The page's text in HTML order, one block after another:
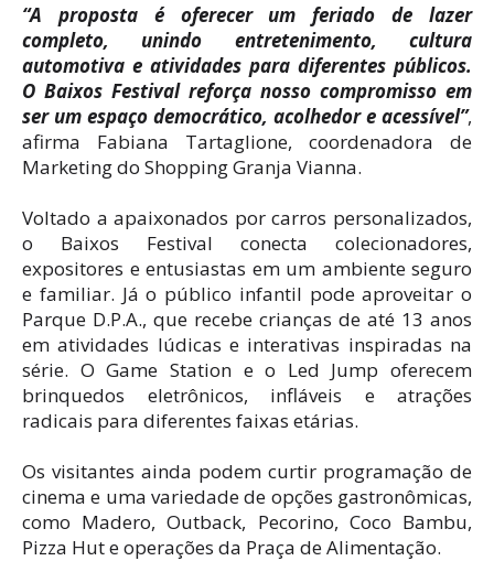
“A proposta é oferecer um feriado de lazer
completo, unindo entretenimento, cultura
automotiva e atividades para diferentes públicos.
O Baixos Festival reforça nosso compromisso em
ser um espaço democrático, acolhedor e acessível”,
afirma Fabiana Tartaglione, coordenadora de
Marketing do Shopping Granja Vianna.
Voltado a apaixonados por carros personalizados,
o Baixos Festival conecta colecionadores,
expositores e entusiastas em um ambiente seguro
e familiar. Já o público infantil pode aproveitar o
Parque D.P.A., que recebe crianças de até 13 anos
em atividades lúdicas e interativas inspiradas na
série. O Game Station e o Led Jump oferecem
brinquedos eletrônicos, infláveis e atrações
radicais para diferentes faixas etárias.
Os visitantes ainda podem curtir programação de
cinema e uma variedade de opções gastronômicas,
como Madero, Outback, Pecorino, Coco Bambu,
Pizza Hut e operações da Praça de Alimentação.